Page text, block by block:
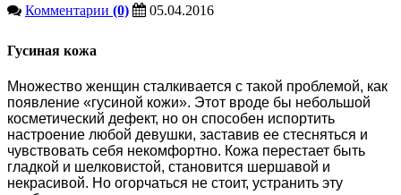
Комментарии (0) 05.04.2016
Гусиная кожа
Множество женщин сталкивается с такой проблемой, как
появление «гусиной кожи». Этот вроде бы небольшой
косметический дефект, но он способен испортить
настроение любой девушки, заставив ее стесняться и
чувствовать себя некомфортно. Кожа перестает быть
гладкой и шелковистой, становится шершавой и
некрасивой. Но огорчаться не стоит, устранить эту